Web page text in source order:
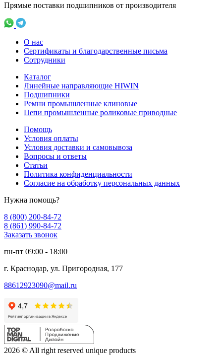
Прямые поставки подшипников от производителя
О нас
Сертификаты и благодарственные письма
Сотрудники
Каталог
Линейные направляющие HIWIN
Подшипники
Ремни промышленные клиновые
Цепи промышленные роликовые приводные
Помощь
Условия оплаты
Условия доставки и самовывоза
Вопросы и ответы
Статьи
Политика конфиденциальности
Согласие на обработку персональных данных
Нужна помощь?
8 (800) 200-84-72
8 (861) 990-84-72
Заказать звонок
пн-пт 09:00 - 18:00
г. Краснодар, ул. Пригородная, 177
88612923090@mail.ru
2026 © All right reserved unique products